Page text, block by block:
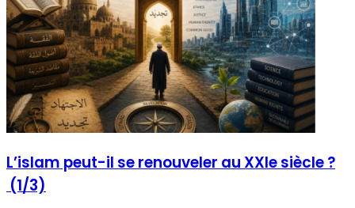
L’islam peut-il se renouveler au XXIe siècle ?
(1/3)